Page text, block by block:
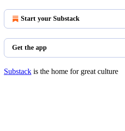
Start your Substack
Get the app
Substack is the home for great culture